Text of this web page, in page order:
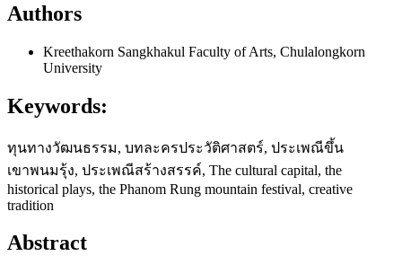
Authors
Kreethakorn Sangkhakul Faculty of Arts, Chulalongkorn
University
Keywords:
ทุนทางวัฒนธรรม, บทละครประวัติศาสตร์, ประเพณีขึ้น
เขาพนมรุ้ง, ประเพณีสร้างสรรค์, The cultural capital, the
historical plays, the Phanom Rung mountain festival, creative
tradition
Abstract